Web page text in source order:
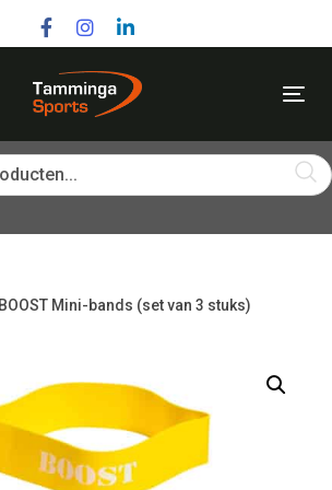
BOOST Mini-bands (set van 3 stuks)